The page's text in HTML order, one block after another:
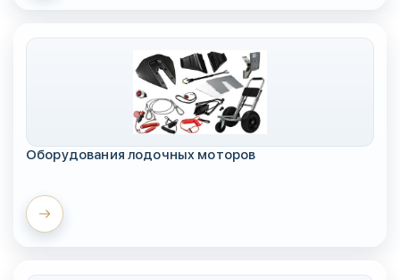
Оборудования лодочных моторов